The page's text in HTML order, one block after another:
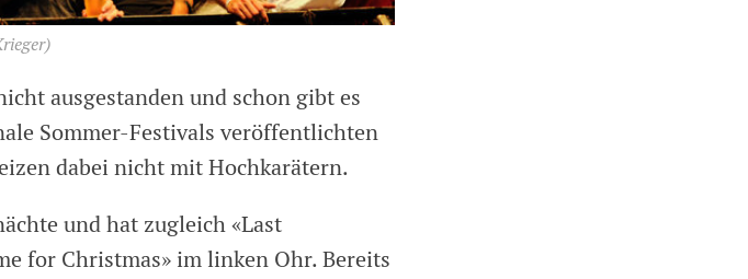
ausgestanden und schon gibt es
Sommer-Festivals veröffentlichten
dabei nicht mit Hochkarätern.
und hat zugleich «Last
for Christmas» im linken Ohr. Bereits